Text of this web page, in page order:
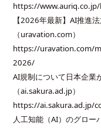
https://
【2026年最新】AI推進
（uravation.com）
https://uravation.com/
2026/
AI規制について日本企業
（ai.sakura.ad.jp）
https://ai.sakura.ad.jp/
人工知能（AI）のグロ